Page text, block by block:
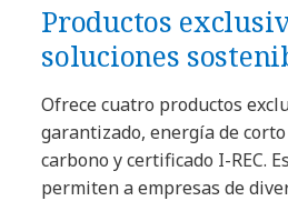
Productos
soluciones
Ofrece cuatro productos
garantizado, energía de
carbono y certificado I-REC.
permiten a empresas de